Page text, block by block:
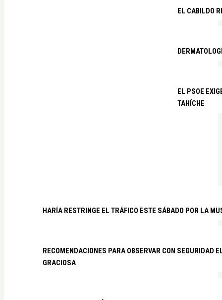
EL CABILDO
EL PSOE
TAHÍCHE
HARÍA RESTRINGE EL TRÁFICO ESTE SÁBADO POR LA
RECOMENDACIONES PARA OBSERVAR CON SEGURIDAD
GRACIOSA